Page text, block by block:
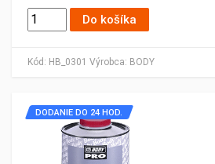
Kód: HB_0301 Výrobca: BODY
Do košíka
DODANIE DO 24 HOD.